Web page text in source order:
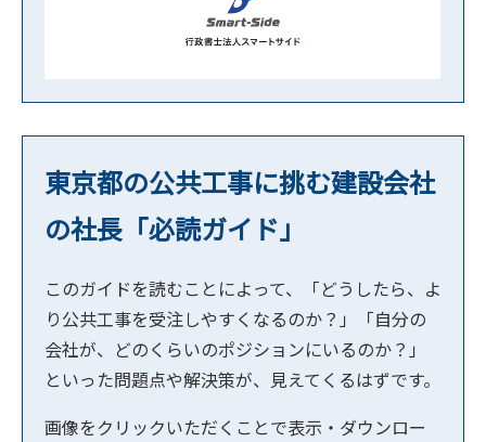
東京都の公共工事に挑む建設会社
の社長「必読ガイド」
このガイドを読むことによって、「どうしたら、よ
り公共工事を受注しやすくなるのか？」「自分の
会社が、どのくらいのポジションにいるのか？」
といった問題点や解決策が、見えてくるはずです。
画像をクリックいただくことで表示・ダウンロー